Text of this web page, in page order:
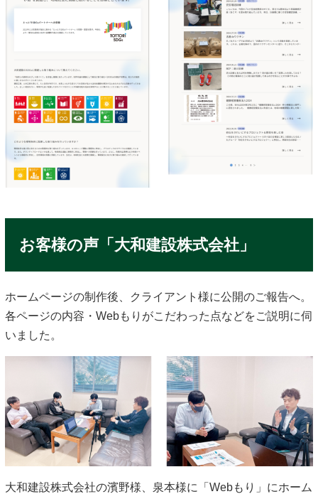
お客様の声「大和建設株式会社」
ホームページの制作後、クライアント様に公開のご報告へ。
各ページの内容・Webもりがこだわった点などをご説明に伺
いました。
大和建設株式会社の濱野様、泉本様に「Webもり」にホーム